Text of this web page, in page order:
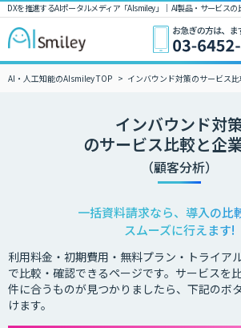
DXを推進するAIポータルメディア「AIsmiley」｜ AI製品・サービス
AI・人工知能のAIsmiley TOP インバウンド対策のサービス比
インバウンド対
のサービス比較と企
（顧客分析）
一括資料請求なら、導入の比
スムーズに行えます!
利用料金・初期費用・無料プラン・トライア
で比較・確認できるページです。サービスを
件に合うものが見つかりましたら、下記のボ
けます。